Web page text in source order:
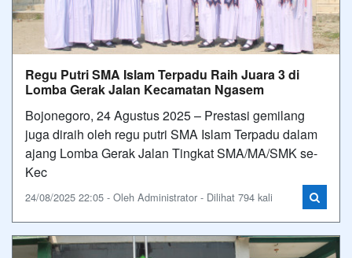
Regu Putri SMA Islam Terpadu Raih Juara 3 di
Lomba Gerak Jalan Kecamatan Ngasem
Bojonegoro, 24 Agustus 2025 – Prestasi gemilang
juga diraih oleh regu putri SMA Islam Terpadu dalam
ajang Lomba Gerak Jalan Tingkat SMA/MA/SMK se-
Kec
24/08/2025 22:05 - Oleh Administrator - Dilihat 794 kali